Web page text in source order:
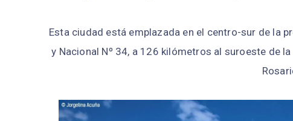
Esta ciudad está emplazada en el centro-sur de la
y Nacional Nº 34, a 126 kilómetros al suroeste de